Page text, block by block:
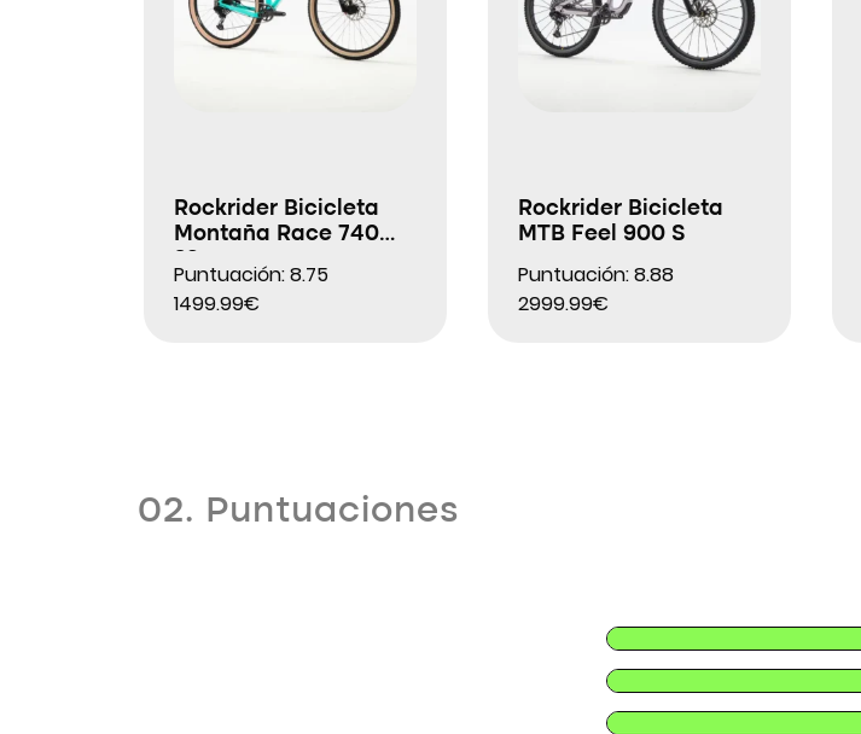
Rockrider Bicicleta
Montaña Race 740
Puntuación: 8.75
1499.99€
Rockrider Bicicleta
MTB Feel 900 S
Puntuación: 8.88
2999.99€
02. Puntuaciones